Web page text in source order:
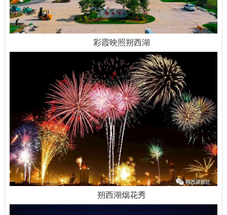
彩霞映照朔西湖
朔西湖烟花秀